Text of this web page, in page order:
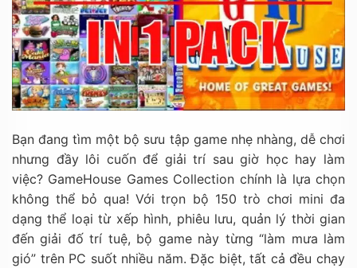
Bạn đang tìm một bộ sưu tập game nhẹ nhàng, dễ chơi
nhưng đầy lôi cuốn để giải trí sau giờ học hay làm
việc? GameHouse Games Collection chính là lựa chọn
không thể bỏ qua! Với trọn bộ 150 trò chơi mini đa
dạng thể loại từ xếp hình, phiêu lưu, quản lý thời gian
đến giải đố trí tuệ, bộ game này từng “làm mưa làm
gió” trên PC suốt nhiều năm. Đặc biệt, tất cả đều chạy